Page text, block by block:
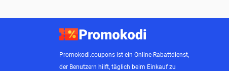
Promokodi.coupons ist ein Online-Rabattdienst,
der Benutzern hilft, täglich beim Einkauf zu